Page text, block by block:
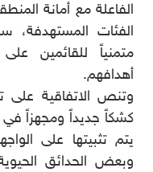
الفاعلة مع أمانة
الفئات المستهدفة،
متمنياً للقائمين
أهدافهم.
يتم تثبيتها على
وبعض الحدائق